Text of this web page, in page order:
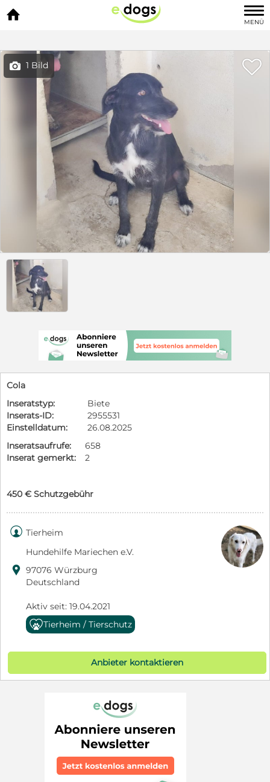

MENÜ
 1 Bild 
Cola
Inseratstyp:
Biete
Inserats-ID:
2955531
Einstelldatum:
26.08.2025
Inseratsaufrufe:
658
Inserat gemerkt:
2
450 € Schutzgebühr
 Tierheim
Hundehilfe Mariechen e.V.
 97076 Würzburg
Deutschland
Aktiv seit: 19.04.2021
Tierheim / Tierschutz
Anbieter kontaktieren